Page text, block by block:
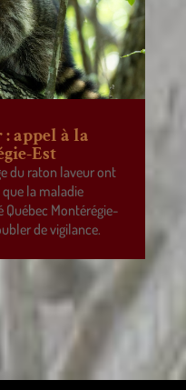
appel à la
Est
du raton laveur ont
la maladie
Québec Montérégie-
de vigilance.